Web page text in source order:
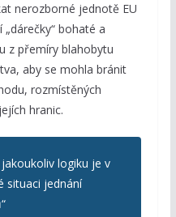
nerozborné jednotě EU
bohaté a
z přemíry blahobytu
aby se mohla bránit
rozmístěných
hranic.
logiku je v
situaci jednání